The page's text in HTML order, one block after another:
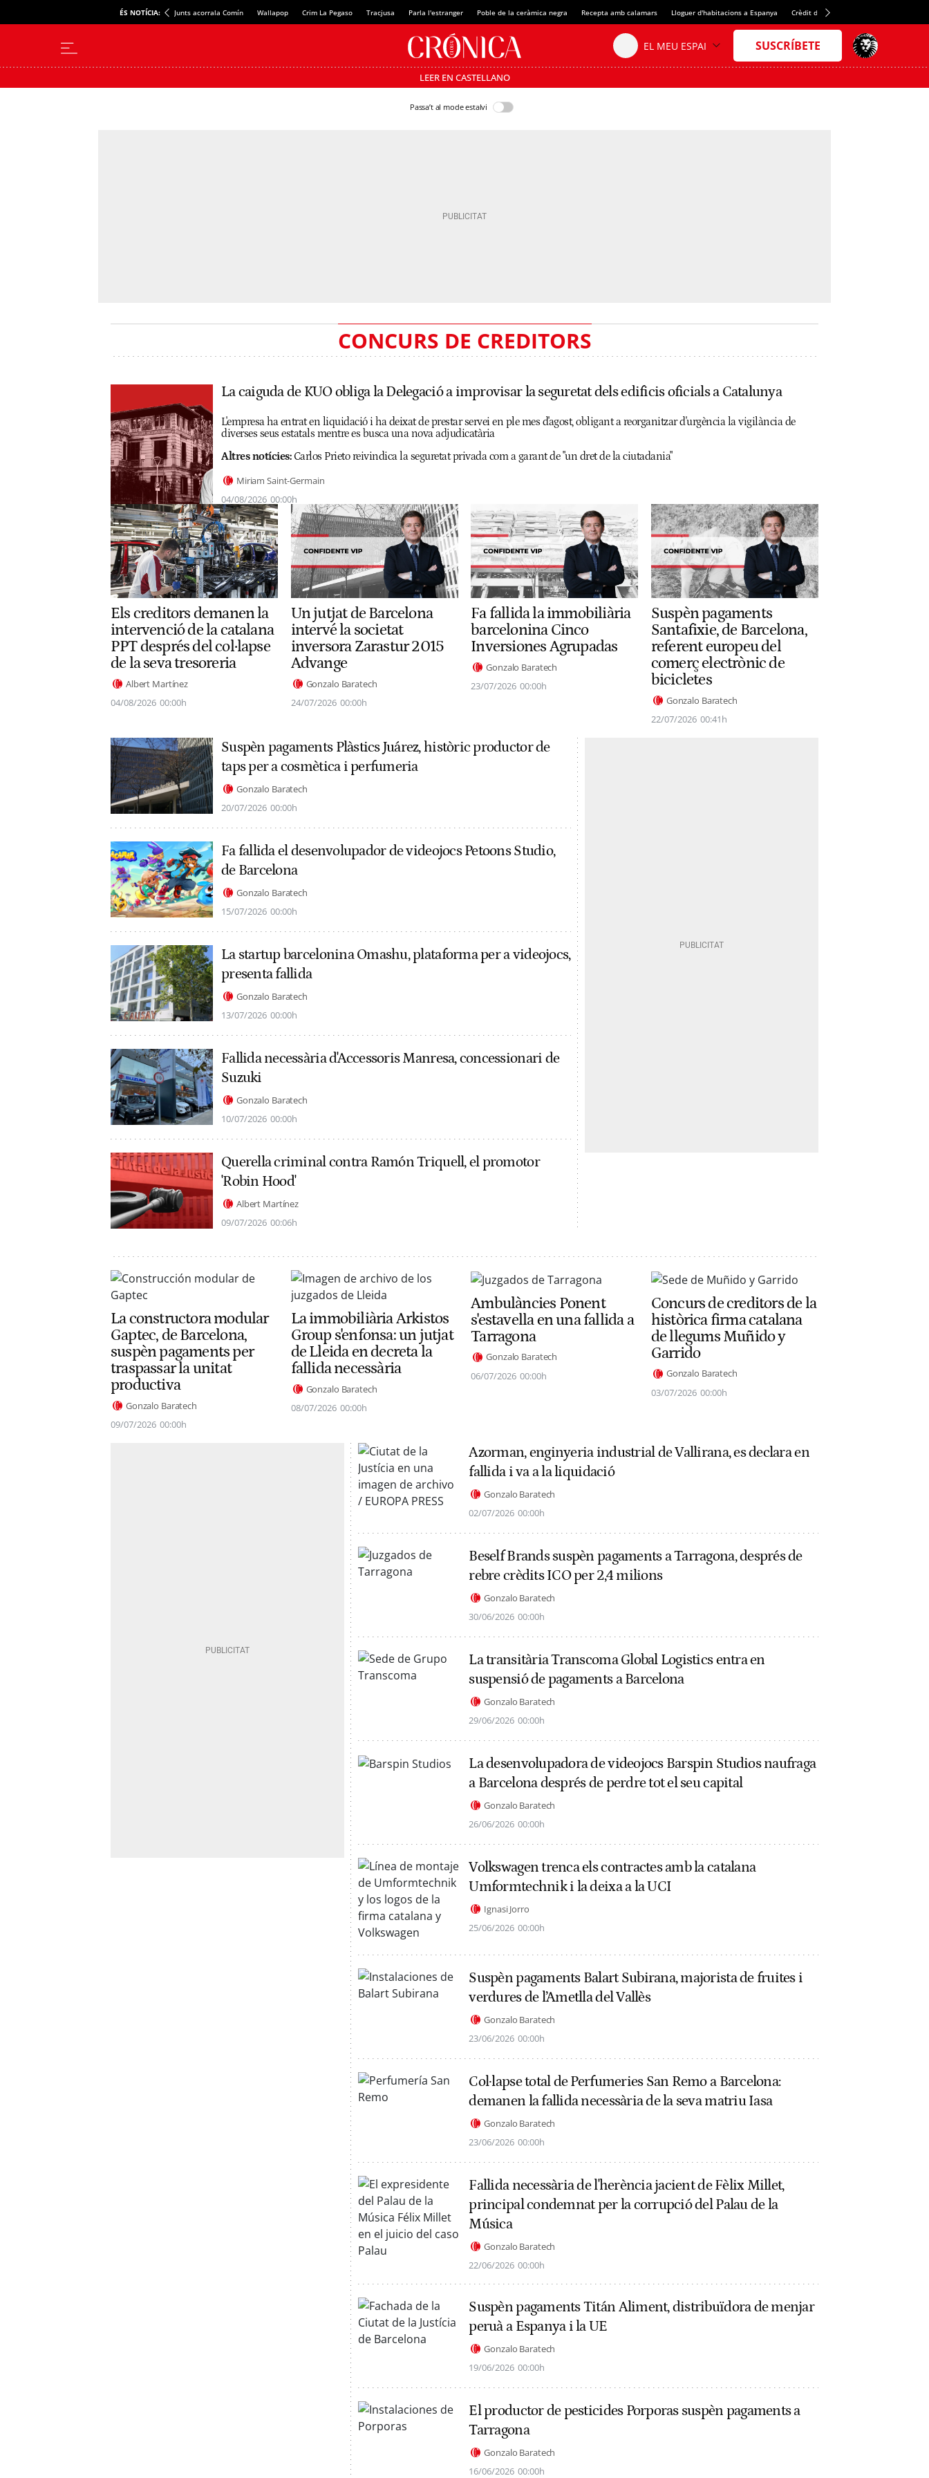
ÉS NOTÍCIA: Junts acorrala Comín Wallapop Crim La Pegaso Tracjusa Parla l'estranger Poble de la ceràmica negra Recepta amb calamars Lloguer d'habitacions a Espanya Crèdit del Spotify Camp Nou
LEER EN CASTELLANO
Passa’t al mode estalvi
CONCURS DE CREDITORS
La caiguda de KUO obliga la Delegació a improvisar la seguretat dels edificis oficials a Catalunya
L'empresa ha entrat en liquidació i ha deixat de prestar servei en ple mes d'agost, obligant a reorganitzar d'urgència la vigilància de
diverses seus estatals mentre es busca una nova adjudicatària
Altres notícies: Carlos Prieto reivindica la seguretat privada com a garant de "un dret de la ciutadania"
Miriam Saint-Germain
04/08/2026 00:00h
Els creditors demanen la
intervenció de la catalana
PPT després del col·lapse
de la seva tresoreria
Albert Martínez
04/08/2026 00:00h
Un jutjat de Barcelona
intervé la societat
inversora Zarastur 2015
Advange
Gonzalo Baratech
24/07/2026 00:00h
Fa fallida la immobiliària
barcelonina Cinco
Inversiones Agrupadas
Gonzalo Baratech
23/07/2026 00:00h
Suspèn pagaments
Santafixie, de Barcelona,
referent europeu del
comerç electrònic de
bicicletes
Gonzalo Baratech
22/07/2026 00:41h
Suspèn pagaments Plàstics Juárez, històric productor de
taps per a cosmètica i perfumeria
Gonzalo Baratech
20/07/2026 00:00h
Fa fallida el desenvolupador de videojocs Petoons Studio,
de Barcelona
Gonzalo Baratech
15/07/2026 00:00h
La startup barcelonina Omashu, plataforma per a videojocs,
presenta fallida
Gonzalo Baratech
13/07/2026 00:00h
Fallida necessària d'Accessoris Manresa, concessionari de
Suzuki
Gonzalo Baratech
10/07/2026 00:00h
Querella criminal contra Ramón Triquell, el promotor
'Robin Hood'
Albert Martínez
09/07/2026 00:06h
La constructora modular
Gaptec, de Barcelona,
suspèn pagaments per
traspassar la unitat
productiva
Gonzalo Baratech
09/07/2026 00:00h
La immobiliària Arkistos
Group s'enfonsa: un jutjat
de Lleida en decreta la
fallida necessària
Gonzalo Baratech
08/07/2026 00:00h
Ambulàncies Ponent
s'estavella en una fallida a
Tarragona
Gonzalo Baratech
06/07/2026 00:00h
Concurs de creditors de la
històrica firma catalana
de llegums Muñido y
Garrido
Gonzalo Baratech
03/07/2026 00:00h
Azorman, enginyeria industrial de Vallirana, es declara en
fallida i va a la liquidació
Gonzalo Baratech
02/07/2026 00:00h
Beself Brands suspèn pagaments a Tarragona, després de
rebre crèdits ICO per 2,4 milions
Gonzalo Baratech
30/06/2026 00:00h
La transitària Transcoma Global Logistics entra en
suspensió de pagaments a Barcelona
Gonzalo Baratech
29/06/2026 00:00h
La desenvolupadora de videojocs Barspin Studios naufraga
a Barcelona després de perdre tot el seu capital
Gonzalo Baratech
26/06/2026 00:00h
Volkswagen trenca els contractes amb la catalana
Umformtechnik i la deixa a la UCI
Ignasi Jorro
25/06/2026 00:00h
Suspèn pagaments Balart Subirana, majorista de fruites i
verdures de l’Ametlla del Vallès
Gonzalo Baratech
23/06/2026 00:00h
Col·lapse total de Perfumeries San Remo a Barcelona:
demanen la fallida necessària de la seva matriu Iasa
Gonzalo Baratech
23/06/2026 00:00h
Fallida necessària de l'herència jacient de Fèlix Millet,
principal condemnat per la corrupció del Palau de la
Música
Gonzalo Baratech
22/06/2026 00:00h
Suspèn pagaments Titán Aliment, distribuïdora de menjar
peruà a Espanya i la UE
Gonzalo Baratech
19/06/2026 00:00h
El productor de pesticides Porporas suspèn pagaments a
Tarragona
Gonzalo Baratech
16/06/2026 00:00h